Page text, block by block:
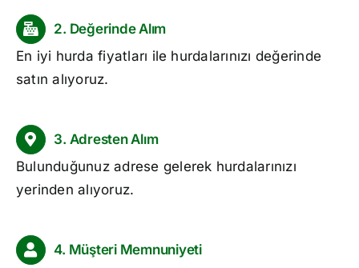
2. Değerinde Alım
En iyi hurda fiyatları ile hurdalarınızı değerinde
satın alıyoruz.
3. Adresten Alım
Bulunduğunuz adrese gelerek hurdalarınızı
yerinden alıyoruz.
4. Müşteri Memnuniyeti